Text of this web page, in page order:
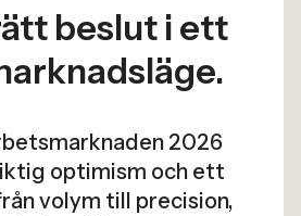
beslut i ett
2026
optimism och ett
volym till precision,